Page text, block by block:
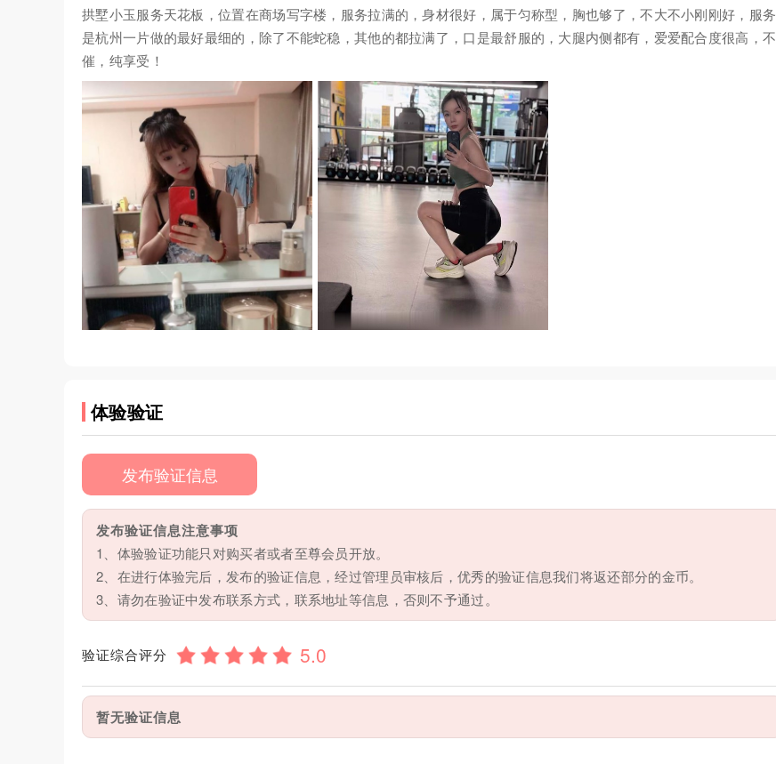
拱墅小玉服务天花板，位置在商场写字楼，服务拉满的，身材很好，属于匀称型，胸也够了，不大不小刚刚好，服务
是杭州一片做的最好最细的，除了不能蛇稳，其他的都拉满了，口是最舒服的，大腿内侧都有，爱爱配合度很高，不
催，纯享受！
体验验证
发布验证信息
发布验证信息注意事项
1、体验验证功能只对购买者或者至尊会员开放。
2、在进行体验完后，发布的验证信息，经过管理员审核后，优秀的验证信息我们将返还部分的金币。
3、请勿在验证中发布联系方式，联系地址等信息，否则不予通过。
验证综合评分
暂无验证信息